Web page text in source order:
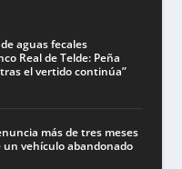
aguas fecales
Real de Telde: Peña
el vertido continúa”
más de tres meses
vehículo abandonado